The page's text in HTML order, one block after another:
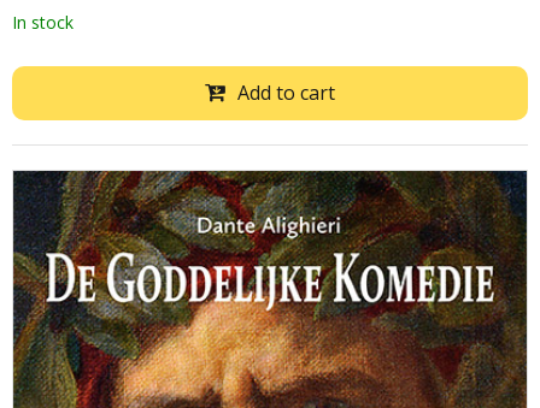
In stock
Add to cart